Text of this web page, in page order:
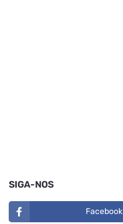
SIGA-NOS
Facebook